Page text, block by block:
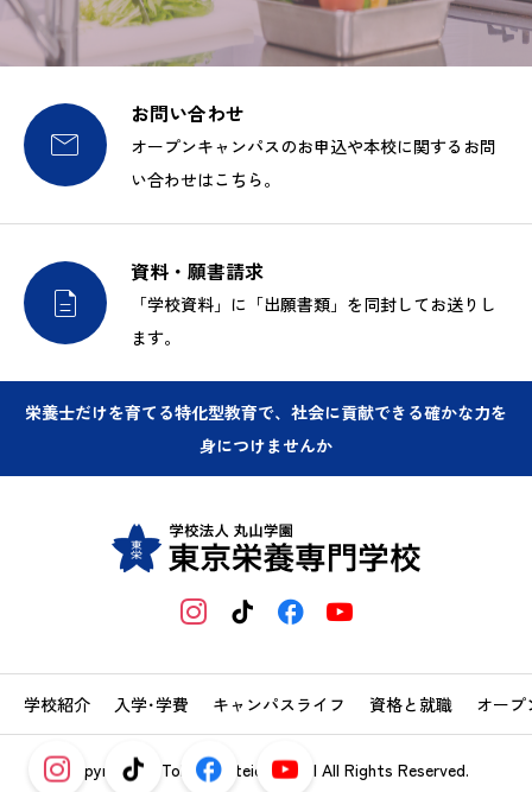

お問い合わせ
オープンキャンパスのお申込や本校に関するお問
い合わせはこちら。

資料・願書請求
「学校資料」に「出願書類」を同封してお送りし
ます。
栄養士だけを育てる特化型教育で、社会に貢献できる確かな力を
身につけませんか
学校紹介 入学･学費 キャンパスライフ 資格と就職 オープ
Copyright © Tokyo Dieteic School All Rights Reserved.